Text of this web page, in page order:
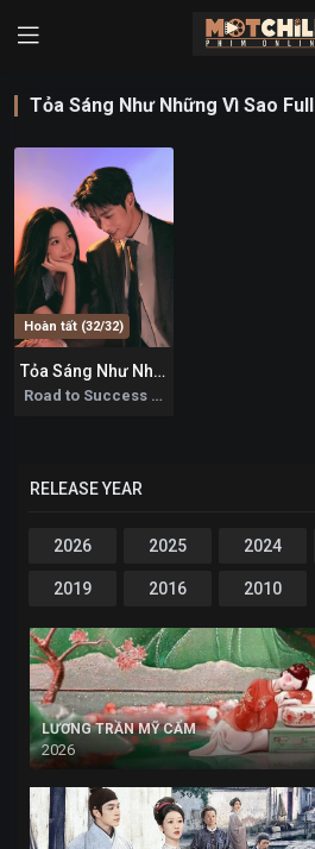
Tỏa Sáng Như Những Vì Sao Full
Hoàn tất (32/32)
9.8
Tỏa Sáng Như Những Vì Sao
Road to Success 2026
RELEASE YEAR
2026 2025 2024
2019 2016 2010
LƯƠNG TRẦN MỸ CẨM
2026